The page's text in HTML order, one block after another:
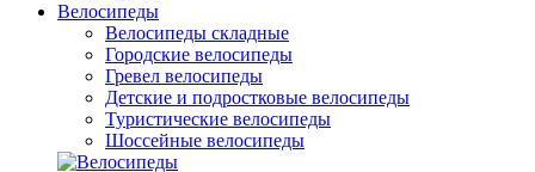
Велосипеды
Велосипеды складные
Городские велосипеды
Гревел велосипеды
Детские и подростковые велосипеды
Туристические велосипеды
Шоссейные велосипеды